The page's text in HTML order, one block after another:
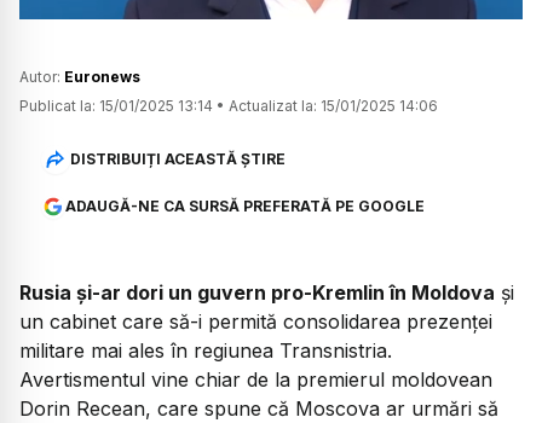
Autor: Euronews
Publicat la: 15/01/2025 13:14 • Actualizat la: 15/01/2025 14:06
DISTRIBUIȚI ACEASTĂ ȘTIRE
ADAUGĂ-NE CA SURSĂ PREFERATĂ PE GOOGLE
Rusia și-ar dori un guvern pro-Kremlin în Moldova și
un cabinet care să-i permită consolidarea prezenței
militare mai ales în regiunea Transnistria.
Avertismentul vine chiar de la premierul moldovean
Dorin Recean, care spune că Moscova ar urmări să